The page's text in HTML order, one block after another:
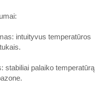
intuityvus temperatūros
stabiliai palaiko temperatūrą